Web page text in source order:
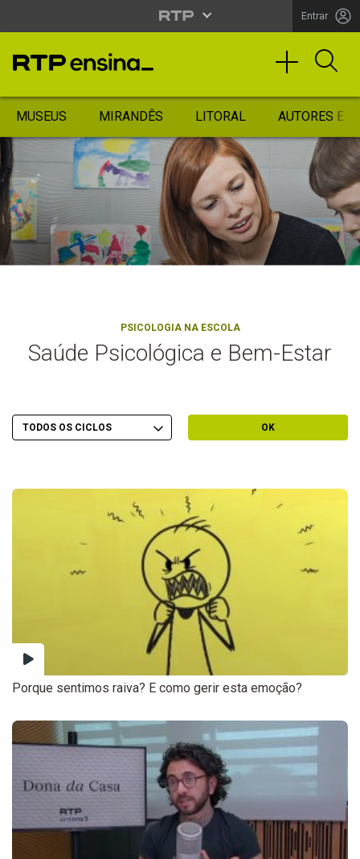
Entrar
MUSEUS MIRANDÊS LITORAL AUTORES
PSICOLOGIA NA ESCOLA
Saúde Psicológica e Bem-Estar
Filtrar por Ciclo
Escolher Ciclo OK
Porque sentimos raiva? E como gerir esta emoção?